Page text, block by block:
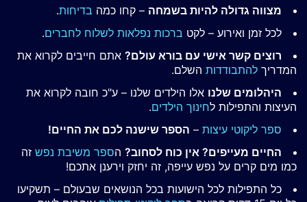
מצווה גדולה להיות בשמחה – קחו כמה בדיחות.
לכל זמן ואירוע – לקט ברכות נפלאות לשלוח לחברים.
רוצים קשר אישי עם בורא עולם? אתם חייבים לקרוא את
המדריך להתבודדות השלם.
היהלומים שלנו אלו הילדים שלנו – ע"כ חובה לקרוא את
העיצות והתפילות לחינוך הילדים.
ספר ליקוטי עיצות – הספר שישנה לכם את החיים!
החיים מעייפים? אין כוח לסחוב? הספר משיבת נפש זה
כמו מים קרים על נפש עייפה, זה יחזק וירענן אתכם!
כל התפילות לכל הישועות בכל הנושאים שבעולם – תשקיעו